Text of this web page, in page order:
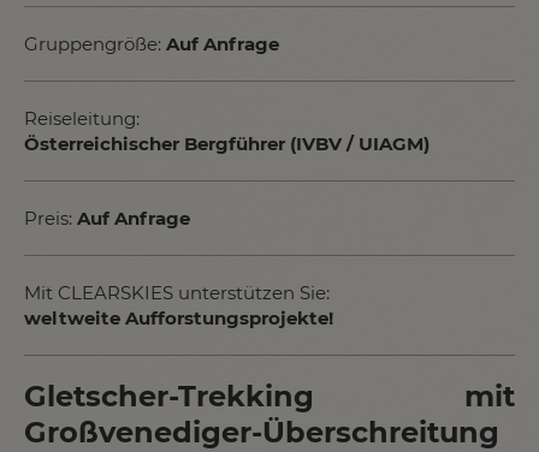
Gruppengröße: Auf Anfrage
Reiseleitung:
Österreichischer Bergführer (IVBV / UIAGM)
Preis: Auf Anfrage
Mit CLEARSKIES unterstützen Sie:
weltweite Aufforstungsprojekte!
Gletscher-Trekking mit
Großvenediger-Überschreitung